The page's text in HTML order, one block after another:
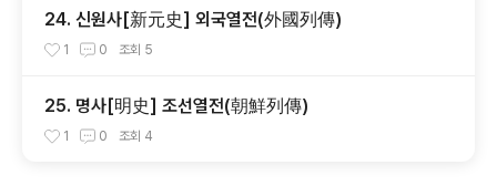
24. 신원사[新元史] 외국열전(外國列傳)
1 0 조회 5
25. 명사[明史] 조선열전(朝鮮列傳)
1 0 조회 4